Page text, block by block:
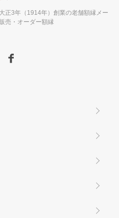
正3年（1914年）創業の老舗額縁メー
売・オーダー額縁